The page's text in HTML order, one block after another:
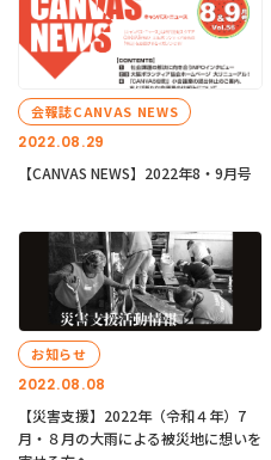
2022.08.29
会報誌CANVAS NEWS
【CANVAS NEWS】2022年8・9月号
2022.08.08
お知らせ
【災害支援】2022年（令和４年）7
月・８月の大雨による被災地に想いを